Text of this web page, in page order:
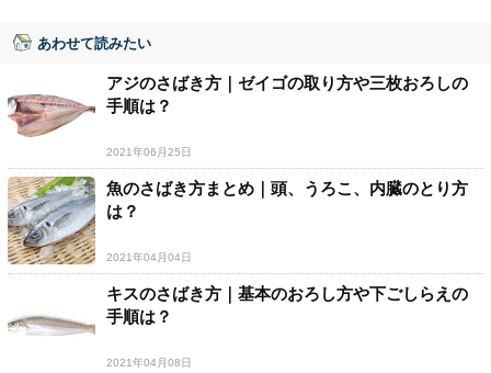
あわせて読みたい
アジのさばき方｜ゼイゴの取り方や三枚おろしの
手順は？
2021年06月25日
魚のさばき方まとめ｜頭、うろこ、内臓のとり方
は？
2021年04月04日
キスのさばき方｜基本のおろし方や下ごしらえの
手順は？
2021年04月08日